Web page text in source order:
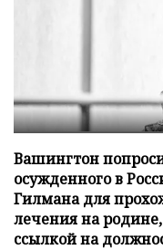
Вашингтон
осужденного в
Гилмана для
лечения на
ссылкой на